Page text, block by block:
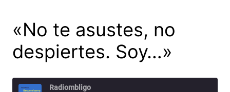
«No te asustes, no
despiertes. Soy…»
Radiombligo